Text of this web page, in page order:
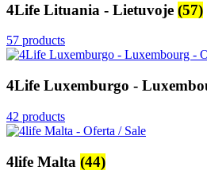
4Life Lituania - Lietuvoje (57)
57 products
4Life Luxemburgo -
42 products
4life Malta (44)